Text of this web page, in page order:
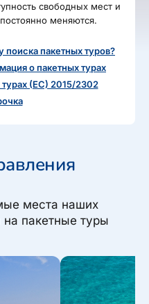
свободных мест и
меняются.
поиска пакетных туров?
о пакетных турах
(ЕС) 2015/2302
места наших
пакетные туры